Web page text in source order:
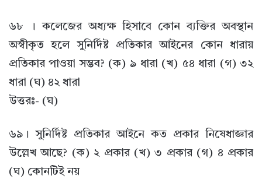
৬৮ । কলেজের অধ্যক্ষ হিসাবে কোন ব্যক্তির অবস্থান
অস্বীকৃত হলে সুনির্দিষ্ট প্রতিকার আইনের কোন ধারায়
প্রতিকার পাওয়া সম্ভব? (ক) ৯ ধারা (খ) ৫৪ ধারা (গ) ৩২
ধারা (ঘ) ৪২ ধারা
উত্তরঃ- (ঘ)
৬৯। সুনির্দিষ্ট প্রতিকার আইনে কত প্রকার নিষেধাজ্ঞার
উল্লেখ আছে? (ক) ২ প্রকার (খ) ৩ প্রকার (গ) ৪ প্রকার
(ঘ) কোনটিই নয়